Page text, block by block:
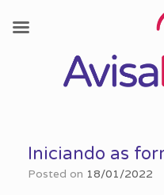
contentIniciando as
Posted on 18/01/2022